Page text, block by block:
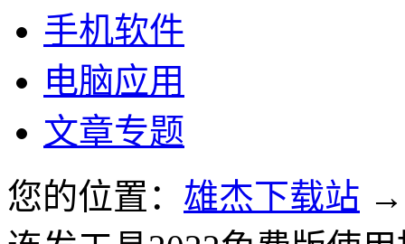
手机软件
电脑应用
文章专题
您的位置： 雄杰下载站